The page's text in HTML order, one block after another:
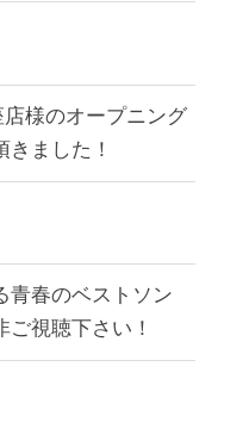
様のオープニング
ました！
青春のベストソン
視聴下さい！